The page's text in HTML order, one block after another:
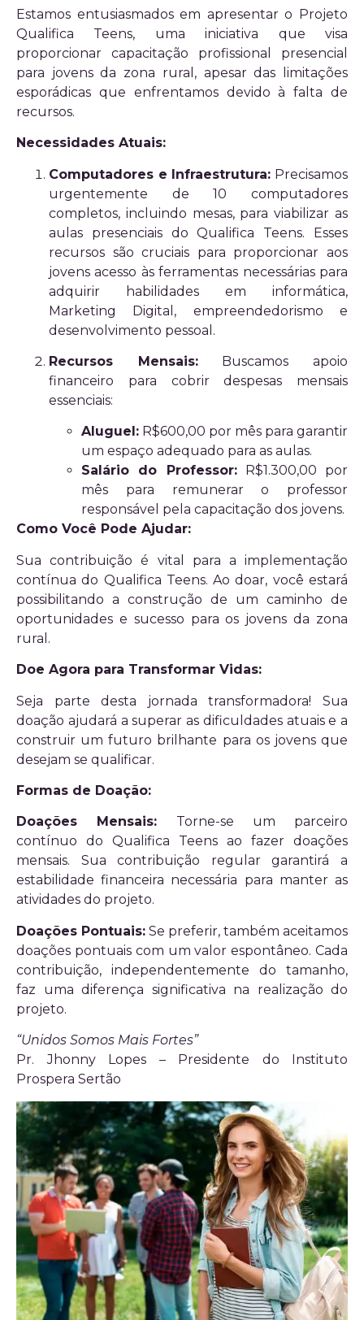
Estamos entusiasmados em apresentar o Projeto
Qualifica Teens, uma iniciativa que visa
proporcionar capacitação profissional presencial
para jovens da zona rural, apesar das limitações
esporádicas que enfrentamos devido à falta de
recursos.
Necessidades Atuais:
Computadores e Infraestrutura: Precisamos
urgentemente de 10 computadores
completos, incluindo mesas, para viabilizar as
aulas presenciais do Qualifica Teens. Esses
recursos são cruciais para proporcionar aos
jovens acesso às ferramentas necessárias para
adquirir habilidades em informática,
Marketing Digital, empreendedorismo e
desenvolvimento pessoal.
Recursos Mensais:Buscamos apoio
financeiro para cobrir despesas mensais
essenciais:
Aluguel: R$600,00 por mês para garantir
um espaço adequado para as aulas.
Salário do Professor:R$1.300,00 por
mês para remunerar o professor
responsável pela capacitação dos jovens.
Como Você Pode Ajudar:
Sua contribuição é vital para a implementação
contínua do Qualifica Teens. Ao doar, você estará
possibilitando a construção de um caminho de
oportunidades e sucesso para os jovens da zona
rural.
Doe Agora para Transformar Vidas:
Seja parte desta jornada transformadora! Sua
doação ajudará a superar as dificuldades atuais e a
construir um futuro brilhante para os jovens que
desejam se qualificar.
Formas de Doação:
Doações Mensais: Torne-se um parceiro
contínuo do Qualifica Teens ao fazer doações
mensais. Sua contribuição regular garantirá a
estabilidade financeira necessária para manter as
atividades do projeto.
Doações Pontuais: Se preferir, também aceitamos
doações pontuais com um valor espontâneo. Cada
contribuição, independentemente do tamanho,
faz uma diferença significativa na realização do
projeto.
“Unidos Somos Mais Fortes”
Pr. Jhonny Lopes – Presidente do Instituto
Prospera Sertão